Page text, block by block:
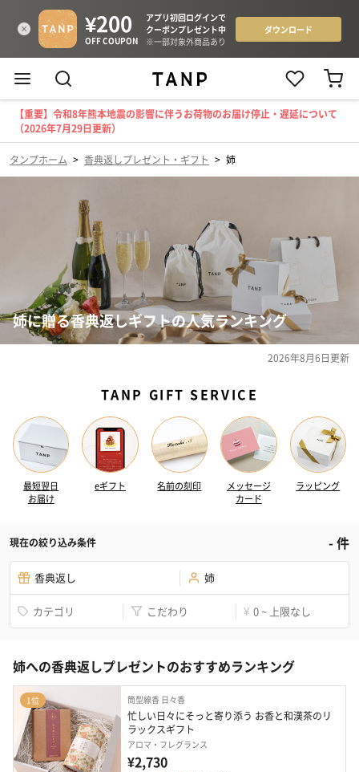
【重要】令和8年熊本地震の影響に伴うお荷物のお届け停止・遅延について
（2026年7月29日更新）
タンプホーム > 香典返しプレゼント・ギフト > 姉
姉に贈る香典返しギフトの人気ランキング
2026年8月6日更新
TANP GIFT SERVICE
最短翌日
お届け
eギフト 名前の刻印
メッセージ
カード
ラッピング
現在の絞り込み条件 -件
香典返し 姉
カテゴリ こだわり ¥ 0 ~ 上限なし
姉への香典返しプレゼントのおすすめランキング
1位 筒型線香 日々香
忙しい日々にそっと寄り添う お香と和漢茶のリ
ラックスギフト
アロマ・フレグランス
¥2,730